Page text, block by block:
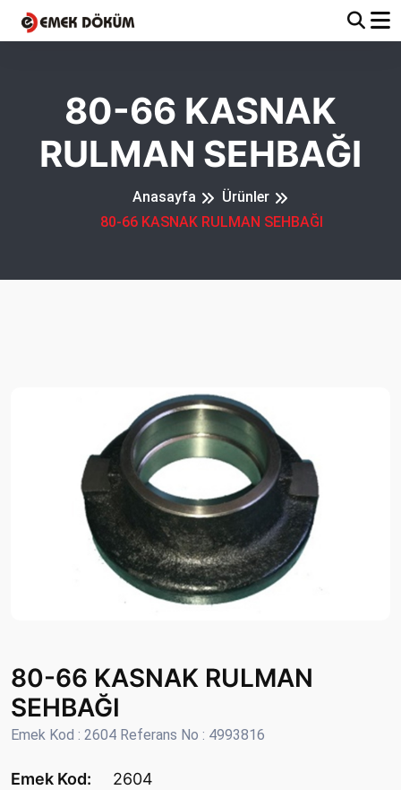
80-66 KASNAK
RULMAN SEHBAĞI
Anasayfa
Ürünler
80-66 KASNAK RULMAN SEHBAĞI
80-66 KASNAK RULMAN
SEHBAĞI
Emek Kod : 2604 Referans No : 4993816
Emek Kod:
2604